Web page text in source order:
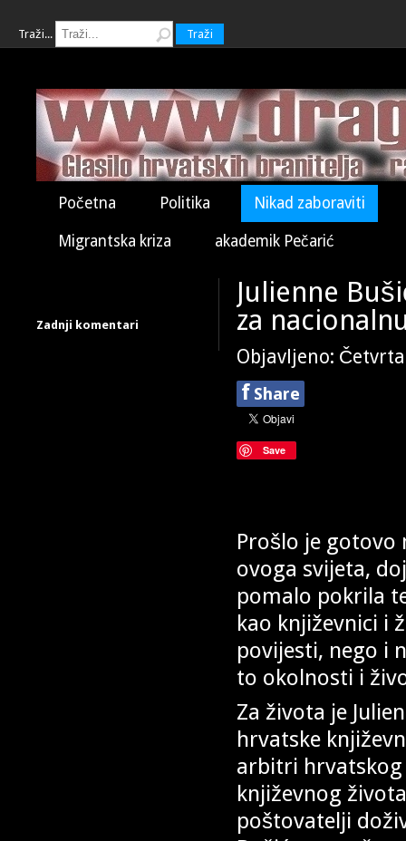
Traži... Traži
Početna Politika Nikad zaboraviti
Migrantska kriza akademik Pečarić
Zadnji komentari
Julienne
za
Objavljeno:
f Share
Save
Prošlo je gotovo
ovoga svijeta,
pomalo pokrila
kao književnici i
povijesti, nego i
to okolnosti i
Za života je
hrvatske
arbitri hrvatskog
književnog
poštovatelji